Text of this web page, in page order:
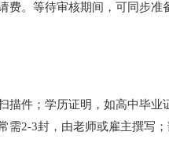
费。等待审核期间，可同步
描件；学历证明，如高中毕
2-3封，由老师或雇主撰写